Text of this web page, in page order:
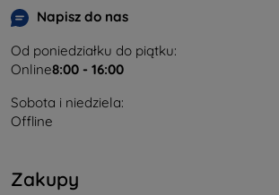
Napisz do nas
Od poniedziałku do piątku:
Online8:00 - 16:00
Sobota i niedziela:
Offline
Zakupy